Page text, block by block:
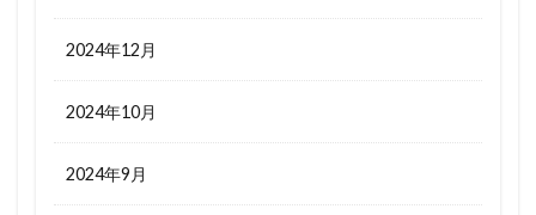
2024年12月
2024年10月
2024年9月